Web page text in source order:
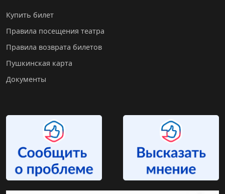
Купить билет
Правила посещения театра
Правила возврата билетов
Пушкинская карта
Документы